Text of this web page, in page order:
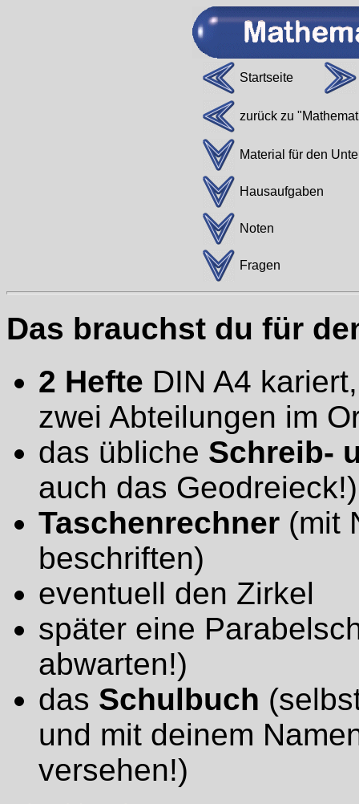
Startseite
zurück zu
Material für den
Hausaufgaben
Noten
Fragen
Das brauchst du für
2 Hefte DIN A4
zwei Abteilungen im
das übliche Schreib-
auch das Geodreieck!)
Taschenrechner (mit
beschriften)
eventuell den Zirkel
später eine
abwarten!)
das Schulbuch
und mit deinem
versehen!)